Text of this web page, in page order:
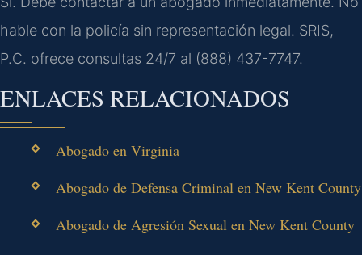
hable con la policía sin representación legal. SRIS,
P.C. ofrece consultas 24/7 al (888) 437-7747.
ENLACES RELACIONADOS
Abogado en Virginia
Abogado de Defensa Criminal en New Kent County
Abogado de Agresión Sexual en New Kent County